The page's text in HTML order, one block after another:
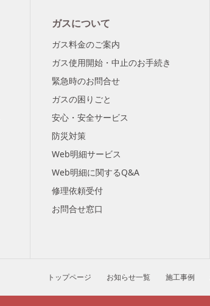
ガスについて
ガス料金のご案内
ガス使用開始・中止のお手続き
緊急時のお問合せ
ガスの困りごと
安心・安全サービス
防災対策
Web明細サービス
Web明細に関するQ&A
修理依頼受付
お問合せ窓口
トップページ お知らせ一覧 施工事例